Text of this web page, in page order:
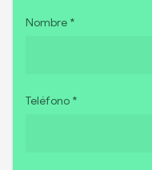
Nombre *
Teléfono *